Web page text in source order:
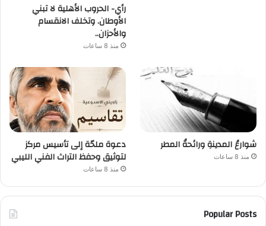
رأي- الحروب الأهلية لا تبني
الأوطان. وتخلف الانقسام
والأحزان..
منذ 8 ساعات
شوارعُ المدينةِ ورائحةُ المطر
منذ 8 ساعات
دعوة ملحّة إلى تأسيس مركز
لتوثيق وحفظ التراث الفني الليبي
منذ 8 ساعات
Popular Posts